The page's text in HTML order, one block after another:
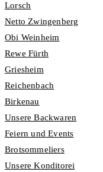
Lorsch
Netto Zwingenberg
Obi Weinheim
Rewe Fürth
Griesheim
Reichenbach
Birkenau
Unsere Backwaren
Feiern und Events
Brotsommeliers
Unsere Konditorei